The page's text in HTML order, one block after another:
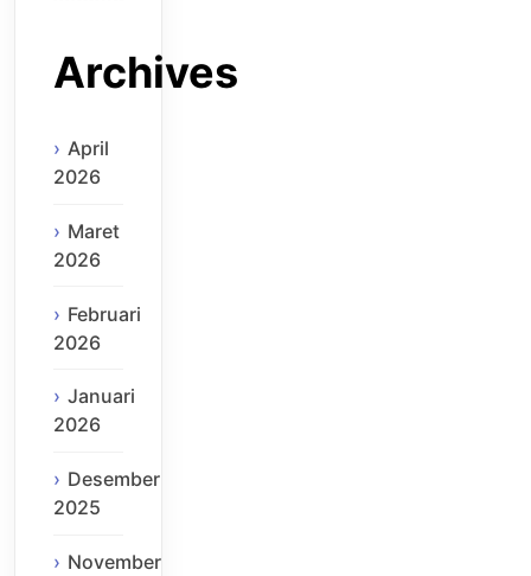
Archives
April
2026
Maret
2026
Februari
2026
Januari
2026
Desember
2025
November